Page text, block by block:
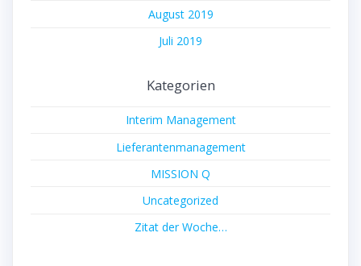
August 2019
Juli 2019
Kategorien
Interim Management
Lieferantenmanagement
MISSION Q
Uncategorized
Zitat der Woche…